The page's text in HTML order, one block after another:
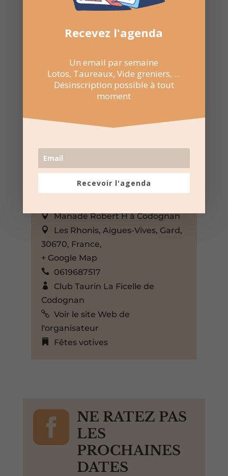
22 Mar 2026
Manade Robert H à Codognan
Les Rhonis, Aigues-Vives, Gard,
30670, France,
+ Google Map
0619687517
Club Taurin La Ficelle de
Codognan
Voir le site Web de
l'organisateur
Fêtes votives

NE RATEZ PAS
LES
PROCHAINES
DATES
Recevez l'agenda
Un email par semaine
Lotos, Taureaux, Vide greniers, ...
Désinscription possible à tout
moment
Recevoir l'agenda